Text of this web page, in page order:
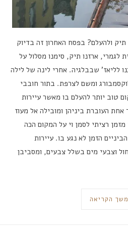
ולהעלם? בפסח האחרון זה בדיוק
ארזנו תיק, סימנו מסלול על
לליאז’ שבבלגיה. אחרי לינה של לילה
ומשם לצרפת. בתור חובבי
טוב יותר להעלם בו מאשר עיירות
העוברת ביניהן ומובילה אל מעוז
רציתי לסמן וי על המקום הכה
הזמן לא נגע בו. עיירות
וצבעי מים בשלל צבעים, ומסביבן
הקריאה